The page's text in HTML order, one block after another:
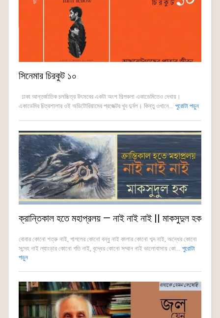
সিনেমার চিরকুট ১০
ঢাকা আন্তর্জাতিক চলচ্চিত্র উৎসবের একটা অংশ শিল্পকলা একাডেমিতেও দেখায়।
একাডেমির চিত্রশালার ওই অডিটোরিয়ামের প্রজেক্টর খুব দুর্বল। কিন্তু ওখানে... পুরোটা পড়ুন
ক্রান্তিকাল হতে মহাপ্রলয় — নাই নাই নাই || মাকসুদুল হক
বোবার কোনো শত্রু নাই, পাগলের কোনো বন্ধু নাই কালার কোনো শব্দ নাই, অন্ধের কোনো
সন্দেহ নাই ল্যাংড়ার কোনো গতি নাই, বৃদ্ধের কোনো সম্মান নাই ভালোবাসায় কো... পুরোটা
পড়ুন